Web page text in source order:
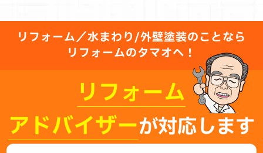
リフォーム／水まわり/外壁塗装のことなら
リフォームのタマオへ！
リフォーム
アドバイザーが対応します